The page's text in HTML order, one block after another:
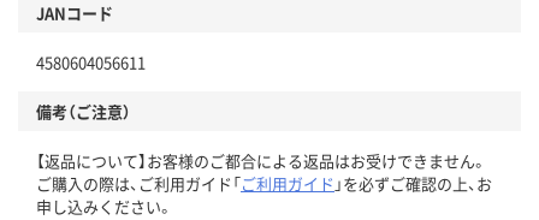
JANコード
4580604056611
備考（ご注意）
【返品について】お客様のご都合による返品はお受けできません。
ご購入の際は、ご利用ガイド「ご利用ガイド 」を必ずご確認の上、お
申し込みください。